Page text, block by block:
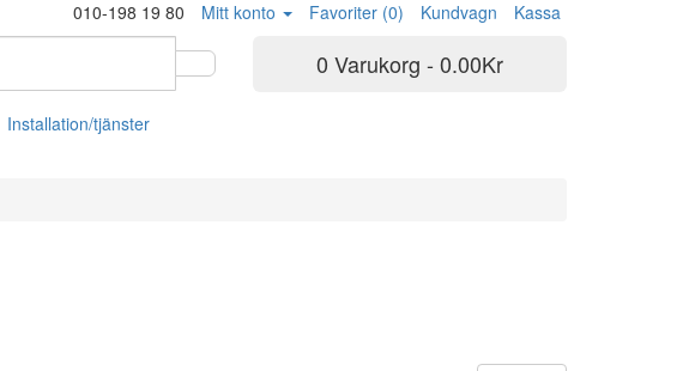
010-198 19 80 Mitt konto Favoriter (0) Kundvagn Kassa
0 Varukorg - 0.00Kr
Installation/tjänster